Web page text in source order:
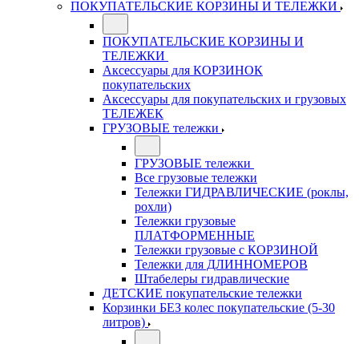
ПОКУПАТЕЛЬСКИЕ КОРЗИНЫ И ТЕЛЕЖКИ
ПОКУПАТЕЛЬСКИЕ КОРЗИНЫ И
ТЕЛЕЖКИ
Аксессуары для КОРЗИНОК
покупательских
Аксессуары для покупательских и грузовых
ТЕЛЕЖЕК
ГРУЗОВЫЕ тележки
ГРУЗОВЫЕ тележки
Все грузовые тележки
Тележки ГИДРАВЛИЧЕСКИЕ (роклы,
рохли)
Тележки грузовые
ПЛАТФОРМЕННЫЕ
Тележки грузовые с КОРЗИНОЙ
Тележки для ДЛИННОМЕРОВ
Штабелеры гидравлические
ДЕТСКИЕ покупательские тележки
Корзинки БЕЗ колес покупательские (5-30
литров)